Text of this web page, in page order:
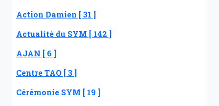
Action Damien [ 31 ]
Actualité du SYM [ 142 ]
AJAN [ 6 ]
Centre TAO [ 3 ]
Cérémonie SYM [ 19 ]